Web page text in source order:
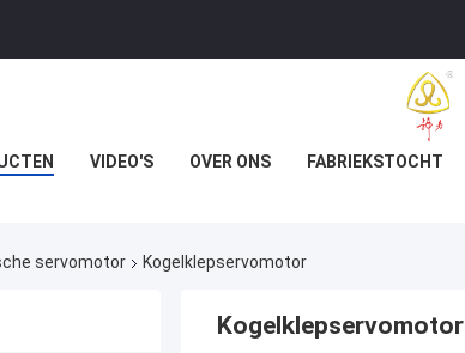
VIDEO'S OVER ONS FABRIEKSTOCHT
servomotor Kogelklepservomotor
Kogelklepservomotor